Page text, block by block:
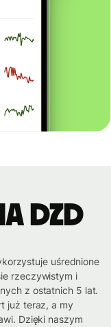
DZD
uśrednione
rzeczywistym i
z ostatnich 5 lat.
już teraz, a my
Dzięki naszym